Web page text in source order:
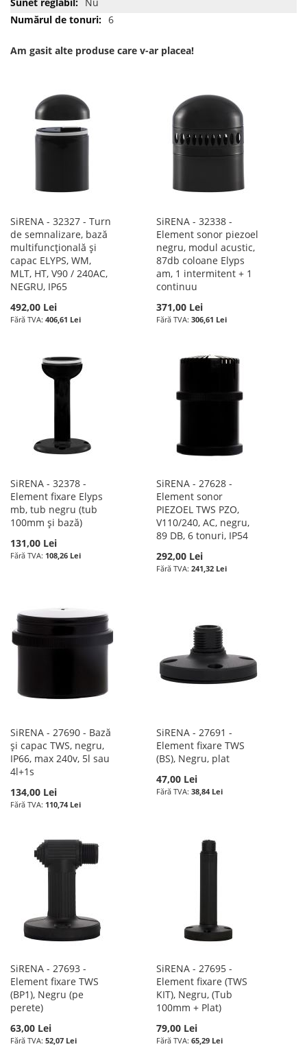
6
Am gasit alte produse care v-ar placea!
SiRENA - 32327 - Turn
de semnalizare, bază
multifuncțională și
capac ELYPS, WM,
MLT, HT, V90 / 240AC,
NEGRU, IP65
492,00 Lei
406,61 Lei
SiRENA - 32338 -
Element sonor piezoel
negru, modul acustic,
87db coloane Elyps
am, 1 intermitent + 1
continuu
371,00 Lei
306,61 Lei
SiRENA - 32378 -
Element fixare Elyps
mb, tub negru (tub
100mm și bază)
131,00 Lei
108,26 Lei
SiRENA - 27628 -
Element sonor
PIEZOEL TWS PZO,
V110/240, AC, negru,
89 DB, 6 tonuri, IP54
292,00 Lei
241,32 Lei
SiRENA - 27690 - Bază
și capac TWS, negru,
IP66, max 240v, 5l sau
4l+1s
134,00 Lei
110,74 Lei
SiRENA - 27691 -
Element fixare TWS
(BS), Negru, plat
47,00 Lei
38,84 Lei
SiRENA - 27693 -
Element fixare TWS
(BP1), Negru (pe
perete)
63,00 Lei
52,07 Lei
SiRENA - 27695 -
Element fixare (TWS
KIT), Negru, (Tub
100mm + Plat)
79,00 Lei
65,29 Lei